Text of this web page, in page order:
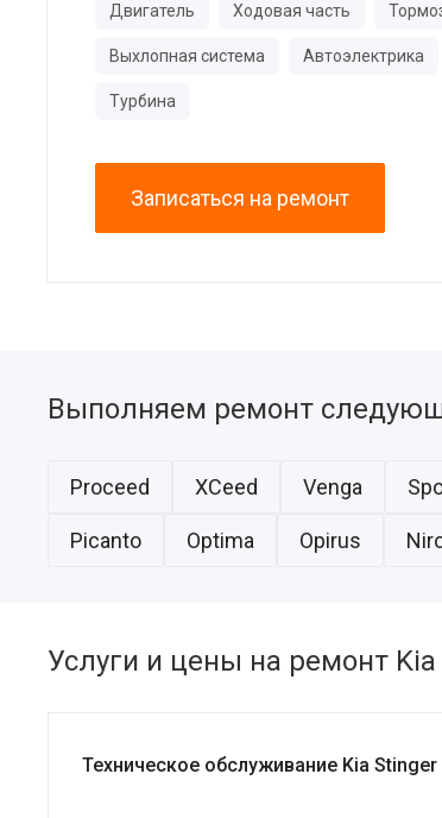
Двигатель Ходовая часть
Выхлопная система Автоэлектрика
Турбина
Записаться на ремонт
Выполняем ремонт
Proceed XCeed Venga
Picanto Optima Opirus
Услуги и цены на ремонт
Техническое обслуживание Kia Stinger